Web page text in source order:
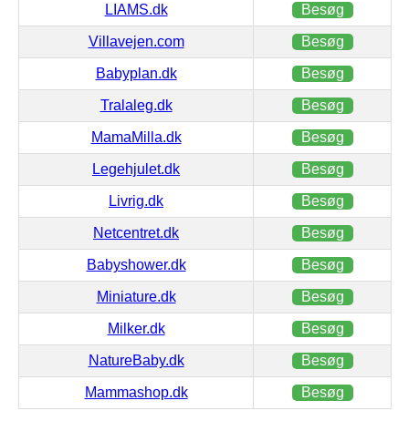
LIAMS.dk Besøg
Villavejen.com Besøg
Babyplan.dk Besøg
Tralaleg.dk Besøg
MamaMilla.dk Besøg
Legehjulet.dk Besøg
Livrig.dk Besøg
Netcentret.dk Besøg
Babyshower.dk Besøg
Miniature.dk Besøg
Milker.dk Besøg
NatureBaby.dk Besøg
Mammashop.dk Besøg